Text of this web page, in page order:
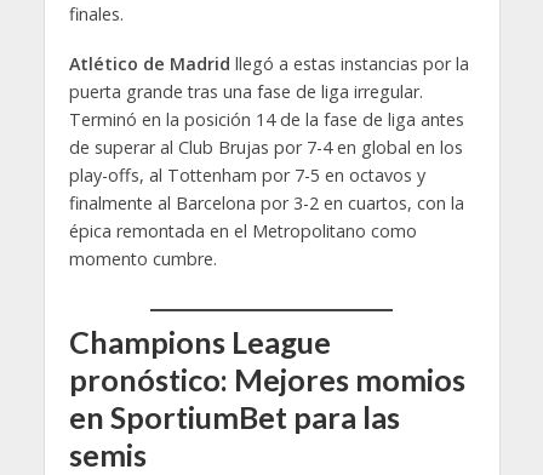
finales.
Atlético de Madrid llegó a estas instancias por la
puerta grande tras una fase de liga irregular.
Terminó en la posición 14 de la fase de liga antes
de superar al Club Brujas por 7-4 en global en los
play-offs, al Tottenham por 7-5 en octavos y
finalmente al Barcelona por 3-2 en cuartos, con la
épica remontada en el Metropolitano como
momento cumbre.
Champions League
pronóstico: Mejores momios
en SportiumBet para las
semis